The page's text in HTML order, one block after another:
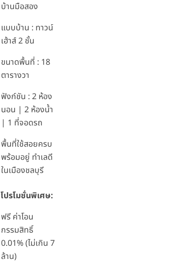
บ้านมือสอง
แบบบ้าน : ทาวน์
เฮ้าส์ 2 ชั้น
ขนาดพื้นที่ : 18
ตารางวา
ฟังก์ชัน : 2 ห้อง
นอน | 2 ห้องน้ำ
| 1 ที่จอดรถ
พื้นที่ใช้สอยครบ
พร้อมอยู่ ทำเลดี
ในเมืองชลบุรี
โปรโมชั่นพิเศษ:
ฟรี ค่าโอน
กรรมสิทธิ์
0.01% (ไม่เกิน 7
ล้าน)